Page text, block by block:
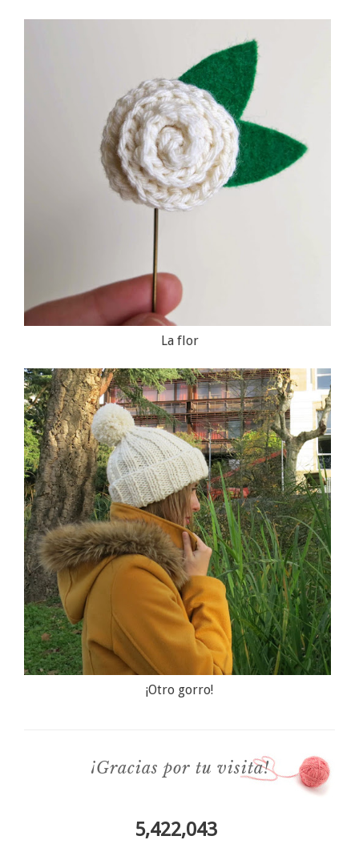
La flor
¡Otro gorro!
¡Gracias por tu visita!
5,422,043